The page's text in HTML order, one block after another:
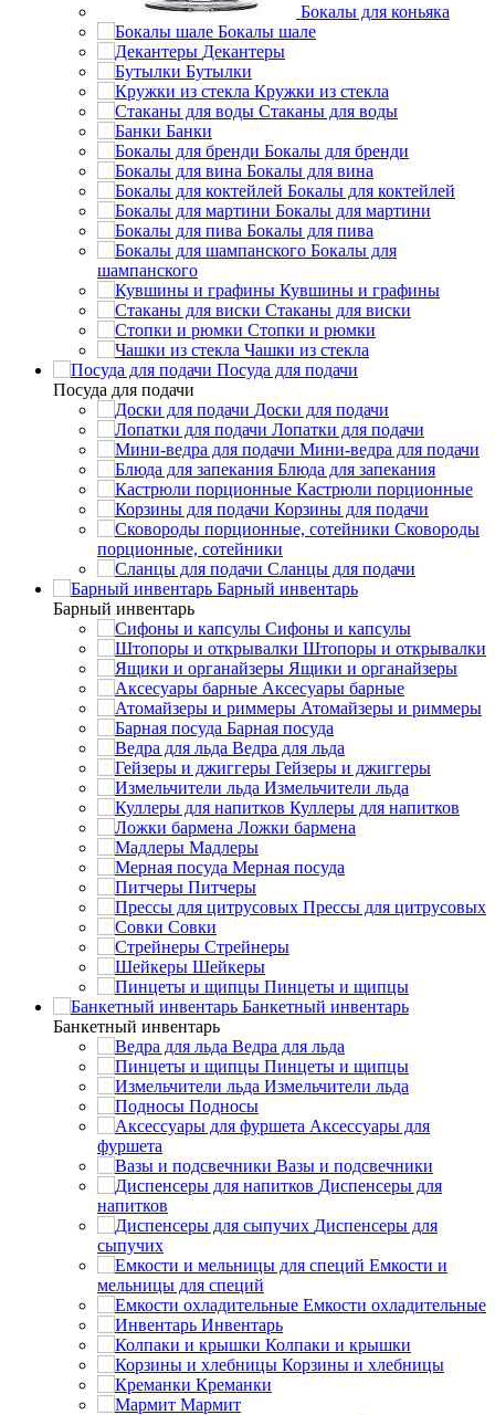
Бокалы для коньяка
Бокалы шале
Декантеры
Бутылки
Кружки из стекла
Стаканы для воды
Банки
Бокалы для бренди
Бокалы для вина
Бокалы для коктейлей
Бокалы для мартини
Бокалы для пива
Бокалы для
шампанского
Кувшины и графины
Стаканы для виски
Стопки и рюмки
Чашки из стекла
Посуда для подачи
Посуда для подачи
Доски для подачи
Лопатки для подачи
Мини-ведра для подачи
Блюда для запекания
Кастрюли порционные
Корзины для подачи
Сковороды
порционные, сотейники
Сланцы для подачи
Барный инвентарь
Барный инвентарь
Сифоны и капсулы
Штопоры и открывалки
Ящики и органайзеры
Аксесуары барные
Атомайзеры и риммеры
Барная посуда
Ведра для льда
Гейзеры и джиггеры
Измельчители льда
Куллеры для напитков
Ложки бармена
Мадлеры
Мерная посуда
Питчеры
Прессы для цитрусовых
Совки
Стрейнеры
Шейкеры
Пинцеты и щипцы
Банкетный инвентарь
Банкетный инвентарь
Ведра для льда
Пинцеты и щипцы
Измельчители льда
Подносы
Аксессуары для
фуршета
Вазы и подсвечники
Диспенсеры для
напитков
Диспенсеры для
сыпучих
Емкости и
мельницы для специй
Емкости охладительные
Инвентарь
Колпаки и крышки
Корзины и хлебницы
Креманки
Мармит